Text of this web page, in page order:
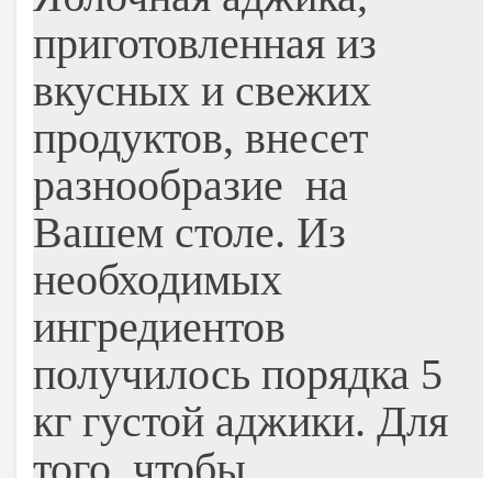
приготовленная из
вкусных и свежих
продуктов, внесет
разнообразие на
Вашем столе. Из
необходимых
ингредиентов
получилось порядка 5
кг густой аджики. Для